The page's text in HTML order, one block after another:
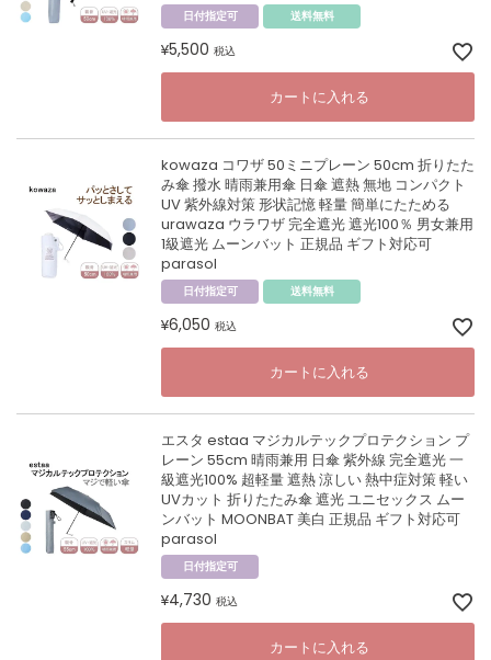
日付指定可 送料無料
¥5,500 税込
カートに入れる
kowaza コワザ 50ミニプレーン 50cm 折りたた
み傘 撥水 晴雨兼用傘 日傘 遮熱 無地 コンパクト
UV 紫外線対策 形状記憶 軽量 簡単にたためる
urawaza ウラワザ 完全遮光 遮光100％ 男女兼用
1級遮光 ムーンバット 正規品 ギフト対応可
parasol
日付指定可 送料無料
¥6,050 税込
カートに入れる
エスタ estaa マジカルテックプロテクション プ
レーン 55cm 晴雨兼用 日傘 紫外線 完全遮光 一
級遮光100% 超軽量 遮熱 涼しい 熱中症対策 軽い
UVカット 折りたたみ傘 遮光 ユニセックス ムー
ンバット MOONBAT 美白 正規品 ギフト対応可
parasol
日付指定可
¥4,730 税込
カートに入れる